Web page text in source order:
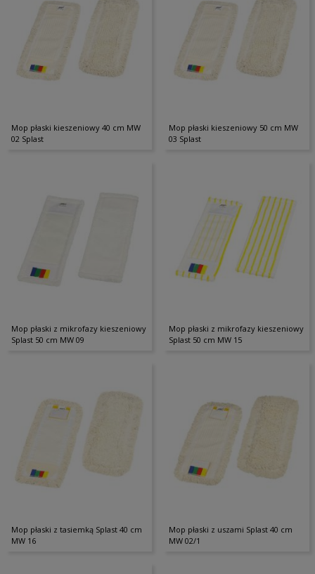
Mop płaski kieszeniowy 40 cm MW
02 Splast
Mop płaski kieszeniowy 50 cm MW
03 Splast
Mop płaski z mikrofazy kieszeniowy
Splast 50 cm MW 09
Mop płaski z mikrofazy kieszeniowy
Splast 50 cm MW 15
Mop płaski z tasiemką Splast 40 cm
MW 16
Mop płaski z uszami Splast 40 cm
MW 02/1